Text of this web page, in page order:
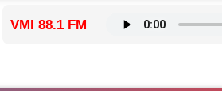
VMI 88.1 FM